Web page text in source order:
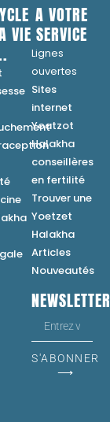
VIE
A VOTRE
SERVICE
Lignes
ouvertes
Sites
internet
Yoatzot
Halakha
conseillères
en fertilité
Trouver une
Yoetzet
Halakha
Articles
Nouveautés
S'ABONNER
⟶